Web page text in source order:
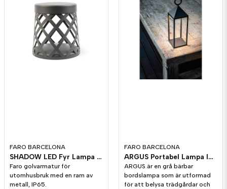
Ja, ni får publicera min fråga
FARO BARCELONA
SHADOW LED Fyr Lampa IP65
Faro golvarmatur för
utomhusbruk med en ram av
metall, IP65.
FARO BARCELONA
ARGUS Portabel Lampa IP54 Uppladdningsbar
ARGUS är en grå bärbar
bordslampa som är utformad
för att belysa trädgårdar och